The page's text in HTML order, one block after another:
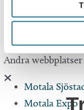
Andra webbplatser
Motala
Motala Expo